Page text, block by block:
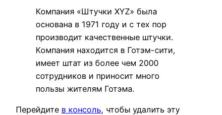
Компания «Штучки XYZ» была
основана в 1971 году и с тех пор
производит качественные штучки.
Компания находится в Готэм-сити,
имеет штат из более чем 2000
сотрудников и приносит много
пользы жителям Готэма.
Перейдите в консоль, чтобы удалить эту